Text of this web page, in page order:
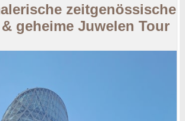
zeitgenössische
geheime Juwelen Tour